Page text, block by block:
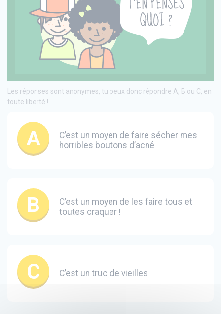
Les réponses sont anonymes, tu peux donc répondre A, B ou C, en
toute liberté !
C’est un moyen de faire sécher mes
horribles boutons d’acné
C’est un moyen de les faire tous et
toutes craquer !
C’est un truc de vieilles